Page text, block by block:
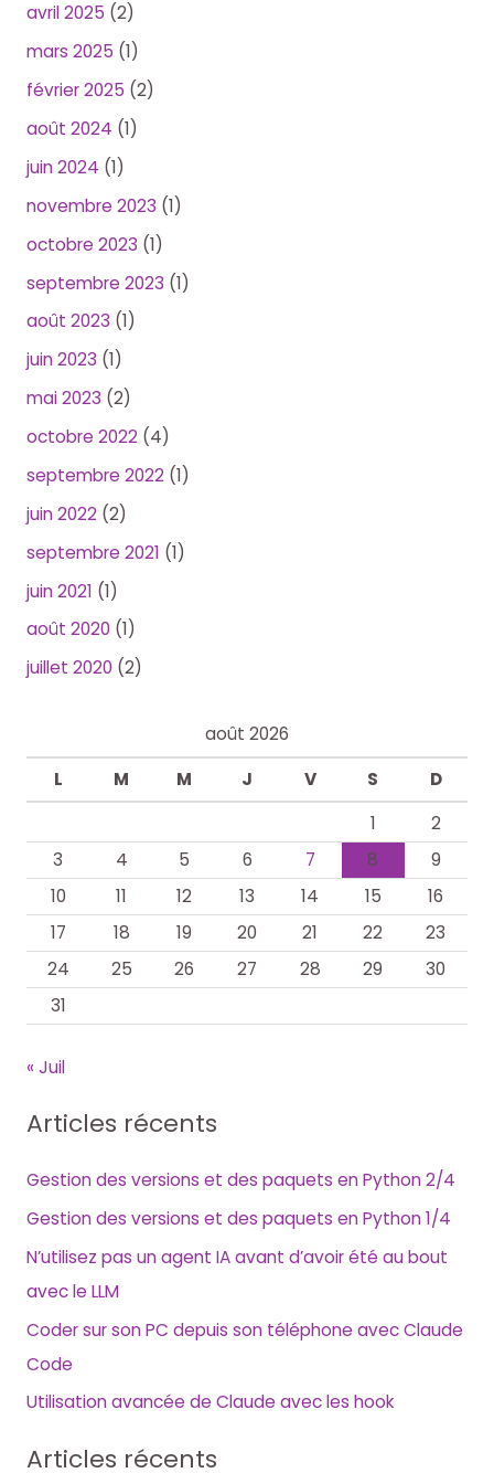
avril 2025 (2)
mars 2025 (1)
février 2025 (2)
août 2024 (1)
juin 2024 (1)
novembre 2023 (1)
octobre 2023 (1)
septembre 2023 (1)
août 2023 (1)
juin 2023 (1)
mai 2023 (2)
octobre 2022(4)
septembre 2022(1)
juin 2022(2)
septembre 2021 (1)
juin 2021 (1)
août 2020 (1)
juillet 2020 (2)
août 2026
L
M M J V S
D
1
2
3
4 5 6 7 8
9
10
11 12 13 14 15
16
17
18 19 20 21 22
23
24
25 26 27 28 29
30
31
« Juil
Articles récents
Gestion des versions et des paquets en Python 2/4
Gestion des versions et des paquets en Python 1/4
N’utilisez pas un agent IA avant d’avoir été au bout
avec le LLM
Coder sur son PC depuis son téléphone avec Claude
Code
Utilisation avancée de Claude avec les hook
Articles récents